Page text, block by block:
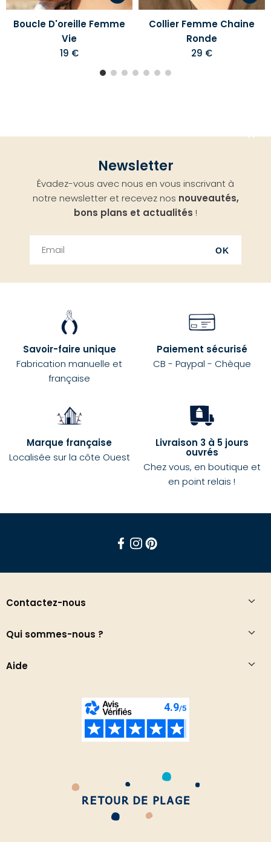
Boucle D'oreille Femme
Vie
19 €
Collier Femme Chaine
Ronde
29 €
Newsletter
Évadez-vous avec nous en vous inscrivant à
notre newsletter et recevez nos nouveautés,
bons plans et actualités !
OK
Savoir-faire unique
Fabrication manuelle et
française
Paiement sécurisé
CB - Paypal - Chèque
Marque française
Localisée sur la côte Ouest
Livraison 3 à 5 jours
ouvrés
Chez vous, en boutique et
en point relais !
Contactez-nous
Qui sommes-nous ?
Aide